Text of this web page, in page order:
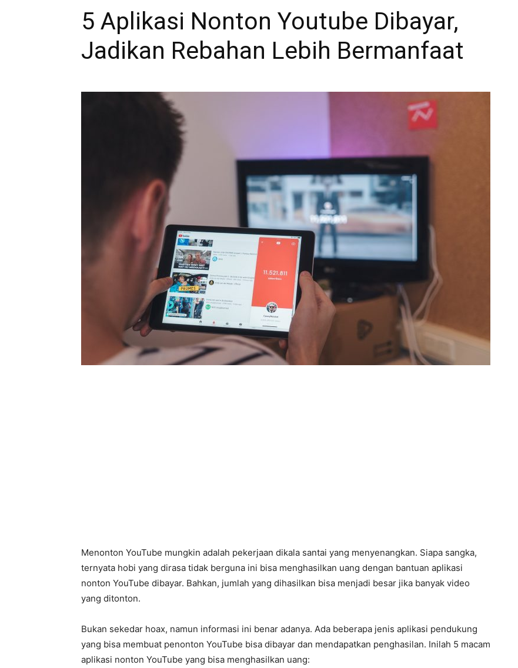
5 Aplikasi Nonton Youtube Dibayar,
Jadikan Rebahan Lebih Bermanfaat
Menonton YouTube mungkin adalah pekerjaan dikala santai yang menyenangkan. Siapa sangka,
ternyata hobi yang dirasa tidak berguna ini bisa menghasilkan uang dengan bantuan aplikasi
nonton YouTube dibayar. Bahkan, jumlah yang dihasilkan bisa menjadi besar jika banyak video
yang ditonton.
Bukan sekedar hoax, namun informasi ini benar adanya. Ada beberapa jenis aplikasi pendukung
yang bisa membuat penonton YouTube bisa dibayar dan mendapatkan penghasilan. Inilah 5 macam
aplikasi nonton YouTube yang bisa menghasilkan uang: